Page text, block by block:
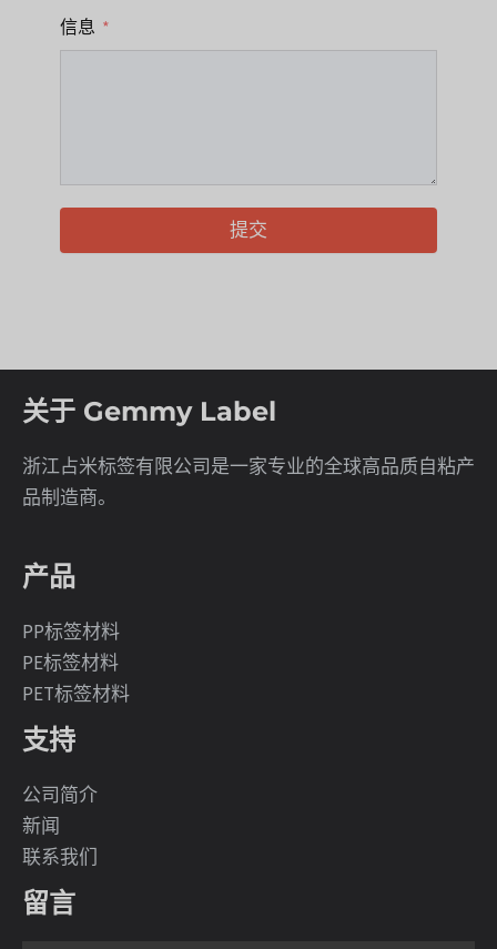
信息
提交
关于 Gemmy Label
浙江占米标签有限公司是一家专业的全球高品质自粘产
品制造商。
产品
PP标签材料
PE标签材料
PET标签材料
支持
公司简介
新闻
联系我们
留言